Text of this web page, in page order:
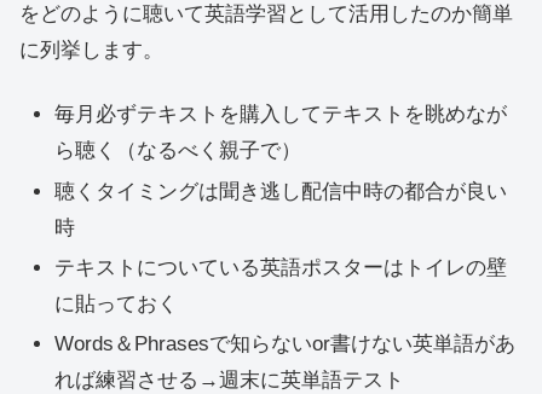
をどのように聴いて英語学習として活用したのか簡単
に列挙します。
毎月必ずテキストを購入してテキストを眺めなが
ら聴く（なるべく親子で）
聴くタイミングは聞き逃し配信中時の都合が良い
時
テキストについている英語ポスターはトイレの壁
に貼っておく
Words＆Phrasesで知らないor書けない英単語があ
れば練習させる→週末に英単語テスト